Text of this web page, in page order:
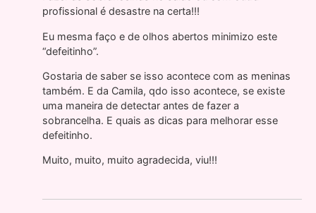
profissional é desastre na certa!!!
Eu mesma faço e de olhos abertos minimizo este
“defeitinho”.
Gostaria de saber se isso acontece com as meninas
também. E da Camila, qdo isso acontece, se existe
uma maneira de detectar antes de fazer a
sobrancelha. E quais as dicas para melhorar esse
defeitinho.
Muito, muito, muito agradecida, viu!!!